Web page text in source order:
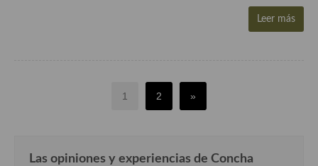
Leer más
1 2 »
Las opiniones y experiencias de Concha